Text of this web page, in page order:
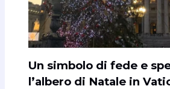
Un simbolo di fede e
l’albero di Natale in